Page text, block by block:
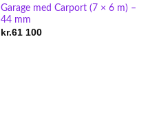
Garage med Carport (7 × 6 m) –
44 mm
kr.61 100